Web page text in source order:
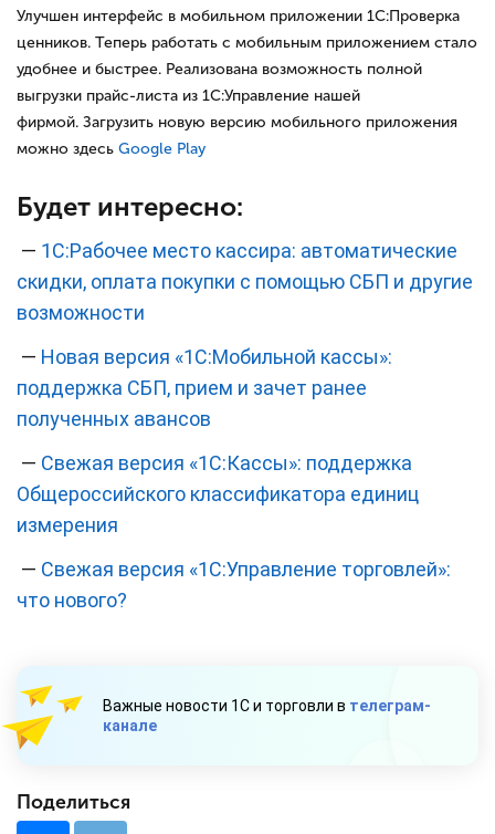
Улучшен интерфейс в мобильном приложении 1С:Проверка
ценников. Теперь работать с мобильным приложением стало
удобнее и быстрее. Реализована возможность полной
выгрузки прайс-листа из 1С:Управление нашей
фирмой. Загрузить новую версию мобильного приложения
можно здесь Google Play
Будет интересно:
— 1С:Рабочее место кассира: автоматические
скидки, оплата покупки с помощью СБП и другие
возможности
— Новая версия «1С:Мобильной кассы»:
поддержка СБП, прием и зачет ранее
полученных авансов
— Свежая версия «1С:Кассы»: поддержка
Общероссийского классификатора единиц
измерения
— ‎Свежая версия «1С:Управление торговлей»:
что нового?
Важные новости 1С и торговли в телеграм-
канале
Поделиться